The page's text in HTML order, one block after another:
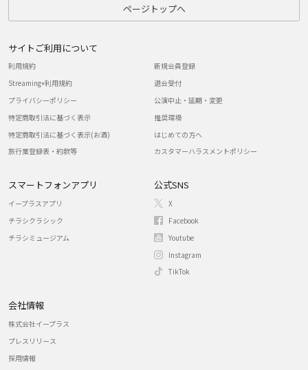
ページトップへ
サイトご利用について
利用規約
Streaming+利用規約
プライバシーポリシー
特定商取引法に基づく表示
特定商取引法に基づく表示(お酒)
旅行業登録表・約款等
新規会員登録
退会受付
公演中止・延期・変更
推奨環境
はじめての方へ
カスタマーハラスメントポリシー
スマートフォンアプリ
イープラスアプリ
チラシクラシック
チラシミュージアム
公式SNS
X
Facebook
Youtube
Instagram
TikTok
会社情報
株式会社イープラス
プレスリリース
採用情報